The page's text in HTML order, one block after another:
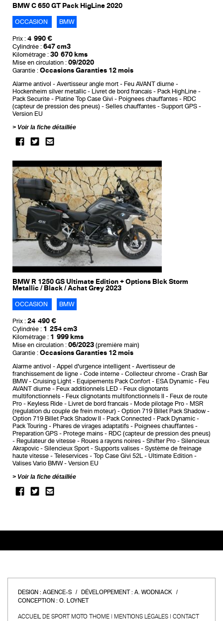
BMW C 650 GT Pack HigLine 2020
OCCASION BMW
Prix : 4 990 €
Cylindrée : 647 cm3
Kilométrage : 30 670 kms
Mise en circulation : 09/2020
Garantie : Occasions Garanties 12 mois
Alarme antivol Avertisseur angle mort
Feu AVANT diurne
Hockenheim silver metallic
Livret de bord francais
Pack HighLine
Pack Securite
Platine Top Case Givi Poignees chauffantes
RDC
(capteur de pression des pneus)
Selles chauffantes
Support GPS
Version EU
Voir la fiche détaillée
BMW R 1250 GS Ultimate Edition + Options Blck Storm
Metallic / Black / Achat Grey 2023
OCCASION BMW
Prix : 24 490 €
Cylindrée : 1 254 cm3
Kilométrage : 1 999 kms
Mise en circulation : 06/2023 (première main)
Garantie : Occasions Garanties 12 mois
Alarme antivol Appel d'urgence intelligent
Avertisseur de
franchissement de ligne
Code interne Collecteur chrome
Crash Bar
BMW
Cruising Light Equipements Pack Confort ESA Dynamic
Feu
AVANT diurne
Feux additionnels LED
Feux clignotants
multifonctionnels
Feux clignotants multifonctionnels II
Feux de route
Pro
Keyless Ride Livret de bord francais Mode pilotage Pro
MSR
(regulation du couple de frein moteur)
Option 719 Billet Pack Shadow
Option 719 Billet Pack Shadow II
Pack Connected
Pack Dynamic
Pack Touring
Phares de virages adaptatifs
Poignees chauffantes
Preparation GPS
Protege mains
RDC (capteur de pression des pneus)
Regulateur de vitesse
Roues a rayons noires Shifter Pro
Silencieux
Akrapovic
Silencieux Sport Supports valises
Système de freinage
haute vitesse
Teleservices Top Case Givi 52L
Ultimate Edition
Valises Vario BMW
Version EU
Voir la fiche détaillée
DESIGN : AGENCE-S DÉVELOPPEMENT : A. WODNIACK
CONCEPTION : O. LOYNET
ACCUEIL DE SPORT MOTO THOME MENTIONS LÉGALES CONTACT